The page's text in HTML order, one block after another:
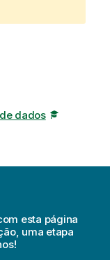
dados
esta página
uma etapa